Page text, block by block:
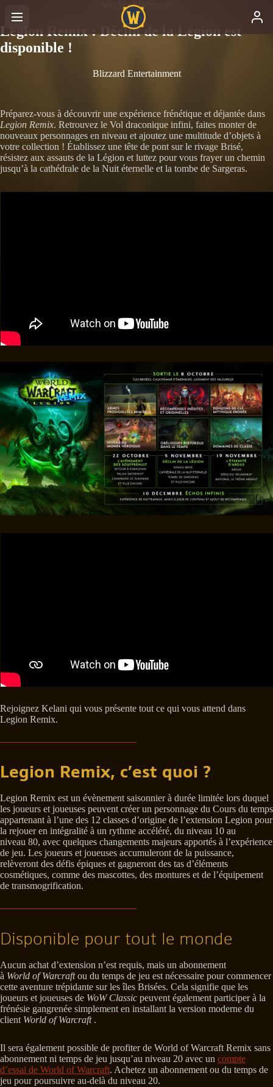
World of Warcraft
Legion Remix : Déclin de la Légion est
disponible !
Blizzard Entertainment
Préparez-vous à découvrir une expérience frénétique et déjantée dans
Legion Remix. Retrouvez le Vol draconique infini, faites monter de
nouveaux personnages en niveau et ajoutez une multitude d’objets à
votre collection ! Établissez une tête de pont sur le rivage Brisé,
résistez aux assauts de la Légion et luttez pour vous frayer un chemin
jusqu’à la cathédrale de la Nuit éternelle et la tombe de Sargeras.
Rejoignez Kelani qui vous présente tout ce qui vous attend dans
Legion Remix.
Legion Remix, c’est quoi ?
Legion Remix est un évènement saisonnier à durée limitée lors duquel
les joueurs et joueuses peuvent créer un personnage du Cours du temps
appartenant à l’une des 12 classes d’origine de l’extension Legion pour
la rejouer en intégralité à un rythme accéléré, du niveau 10 au
niveau 80, avec quelques changements majeurs apportés à l’expérience
de jeu. Les joueurs et joueuses accumuleront de la puissance,
relèveront des défis épiques et gagneront des tas d’éléments
cosmétiques, comme des mascottes, des montures et de l’équipement
de transmogrification.
Disponible pour tout le monde
Aucun achat d’extension n’est requis, mais un abonnement
à World of Warcraftou du temps de jeu est nécessaire pour commencer
cette aventure trépidante sur les îles Brisées. Cela signifie que les
joueurs et joueuses de WoW Classic peuvent également participer à la
frénésie gangrenée simplement en installant la version moderne du
client World of Warcraft .
Il sera également possible de profiter de World of Warcraft Remix sans
abonnement ni temps de jeu jusqu’au niveau 20 avec un compte
d’essai de World of Warcraft. Achetez un abonnement ou du temps de
jeu pour poursuivre au-delà du niveau 20.